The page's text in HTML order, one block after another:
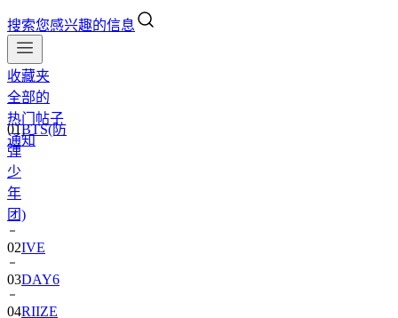
搜索您感兴趣的信息
收藏夹
全部的
热门帖子
通知
01BTS(防
弹
少
年
团)
02IVE
03DAY6
04RIIZE
05NCT